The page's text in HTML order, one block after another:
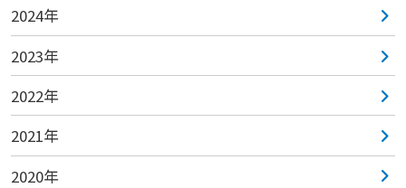
2024年
2023年
2022年
2021年
2020年